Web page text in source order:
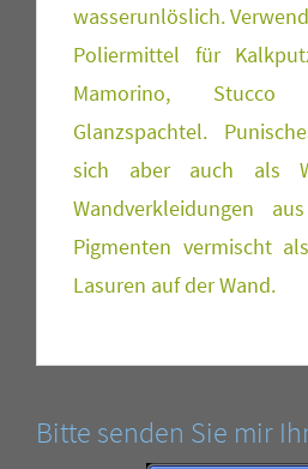
wasserunlöslich.
Poliermittel für
Mamorino,
Glanzspachtel.
sich aber auch als
Wandverkleidungen
Pigmenten vermischt
Lasuren auf der Wand.
Bitte senden Sie mir